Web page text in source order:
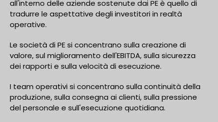
all'interno delle aziende sostenute dai PE è quello di
tradurre le aspettative degli investitori in realtà
operative.
Le società di PE si concentrano sulla creazione di
valore, sul miglioramento dell'EBITDA, sulla sicurezza
dei rapporti e sulla velocità di esecuzione.
I team operativi si concentrano sulla continuità della
produzione, sulla consegna ai clienti, sulla pressione
del personale e sull'esecuzione quotidiana.